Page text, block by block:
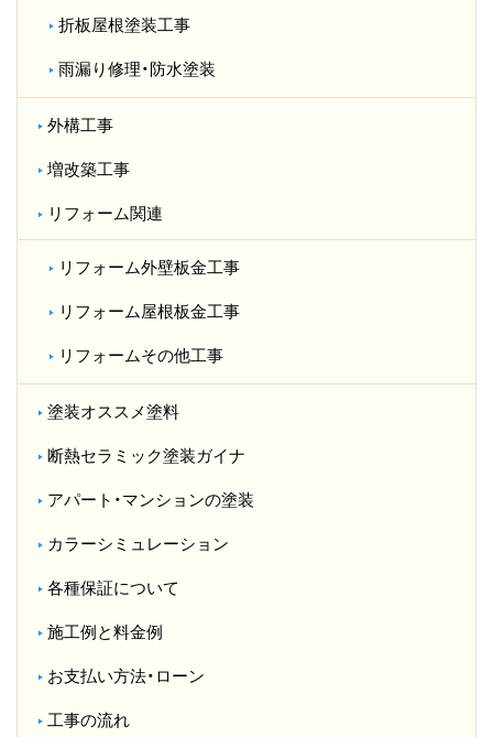
折板屋根塗装工事
雨漏り修理・防水塗装
外構工事
増改築工事
リフォーム関連
リフォーム外壁板金工事
リフォーム屋根板金工事
リフォームその他工事
塗装オススメ塗料
断熱セラミック塗装ガイナ
アパート・マンションの塗装
カラーシミュレーション
各種保証について
施工例と料金例
お支払い方法・ローン
工事の流れ